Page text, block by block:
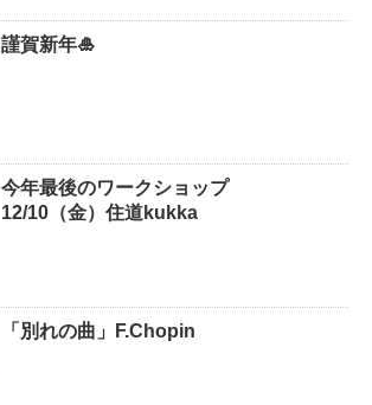
謹賀新年🎍
今年最後のワークショップ
12/10（金）住道kukka
「別れの曲」F.Chopin